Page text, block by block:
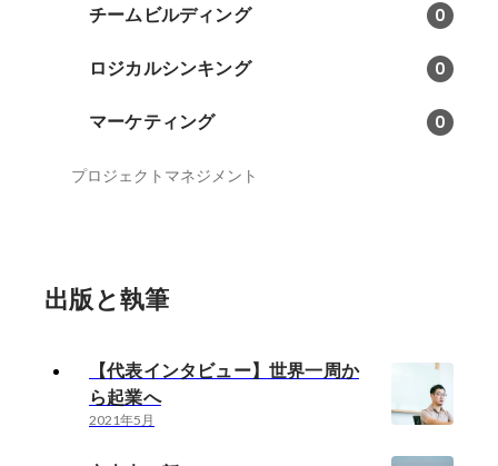
チームビルディング 0
ロジカルシンキング 0
マーケティング 0
プロジェクトマネジメント
出版と執筆
【代表インタビュー】世界一周か
ら起業へ
2021年5月